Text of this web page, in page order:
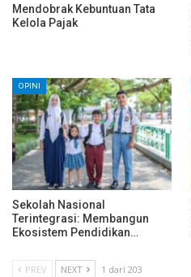
Mendobrak Kebuntuan Tata
Kelola Pajak
OPINI
Sekolah Nasional
Terintegrasi: Membangun
Ekosistem Pendidikan…
PREV NEXT 1 dari 203